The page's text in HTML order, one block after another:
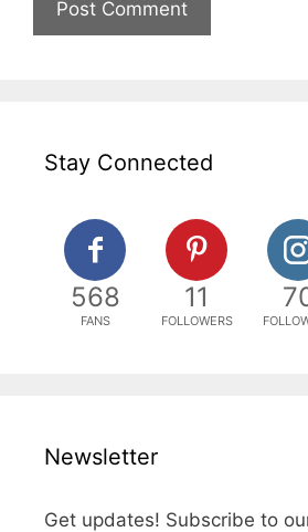
Stay Connected
568
FANS
11
FOLLOWERS
Newsletter
Get updates! Subscribe to